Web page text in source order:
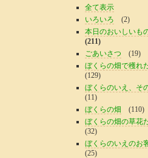
全て表示
いろいろ (2)
本日のおいしいも
(211)
ごあいさつ (19)
ぼくらの畑で穫れ
(129)
ぼくらのいえ、そ
(11)
ぼくらの畑
(110)
ぼくらの畑の草花
(32)
ぼくらのいえのお
(25)